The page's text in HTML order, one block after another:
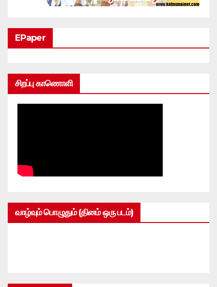
EPaper
சிறப்பு காணொளி
வாழ்வும் பொழுதும் (தினம் ஒரு படம்)